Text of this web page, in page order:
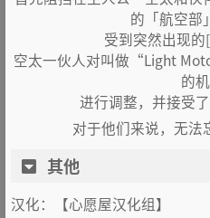
的「航空部
受到突然出现的
空太一伙人对叫做“Light
的
进行调整，并接受
对于他们来说，无法
其他
汉化：【心愿屋汉化组】